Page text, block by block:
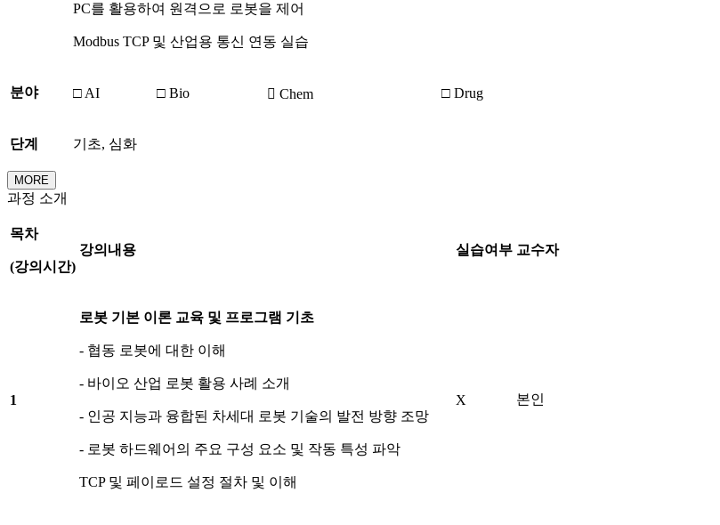
PC를 활용하여 원격으로 로봇을 제어
Modbus TCP 및 산업용 통신 연동 실습
분야 □ AI □ Bio  Chem □ Drug
단계 기초, 심화
MORE
과정 소개
목차
(강의시간)
강의내용 실습여부 교수자
1
로봇 기본 이론 교육 및 프로그램 기초
- 협동 로봇에 대한 이해
- 바이오 산업 로봇 활용 사례 소개
- 인공 지능과 융합된 차세대 로봇 기술의 발전 방향 조망
- 로봇 하드웨어의 주요 구성 요소 및 작동 특성 파악
TCP 및 페이로드 설정 절차 및 이해
X 본인